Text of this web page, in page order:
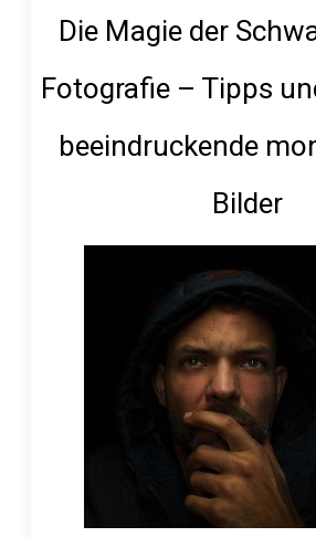
Die Magie der
Fotografie – Tipps
beeindruckende
Bilder
Michael Winzer